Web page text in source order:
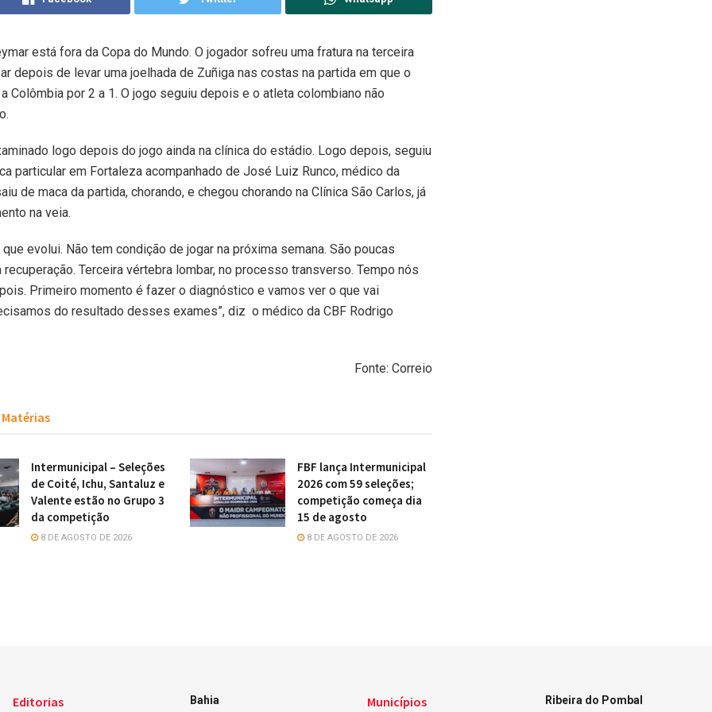
está fora da Copa do Mundo. O jogador sofreu uma fratura na terceira
depois de levar uma joelhada de Zuñiga nas costas na partida em que o
Colômbia por 2 a 1. O jogo seguiu depois e o atleta colombiano não
logo depois do jogo ainda na clínica do estádio. Logo depois, seguiu
particular em Fortaleza acompanhado de José Luiz Runco, médico da
de maca da partida, chorando, e chegou chorando na Clínica São Carlos, já
na veia.
que evolui. Não tem condição de jogar na próxima semana. São poucas
recuperação. Terceira vértebra lombar, no processo transverso. Tempo nós
Primeiro momento é fazer o diagnóstico e vamos ver o que vai
do resultado desses exames”, diz o médico da CBF Rodrigo
Fonte: Correio
Matérias
Intermunicipal – Seleções
de Coité, Ichu, Santaluz e
Valente estão no Grupo 3
da competição
8 DE AGOSTO DE 2026
FBF lança Intermunicipal
2026 com 59 seleções;
competição começa dia
15 de agosto
8 DE AGOSTO DE 2026
Editorias Bahia Municípios Ribeira do Pombal